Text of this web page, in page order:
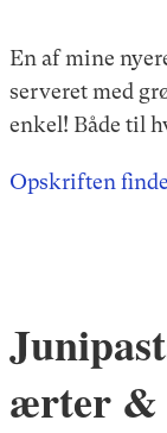
En af mine
serveret med
enkel! Både til
Opskriften
ærter &